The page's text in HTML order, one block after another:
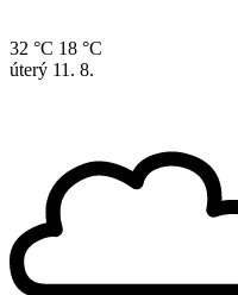
32 °C 18 °C
úterý 11. 8.